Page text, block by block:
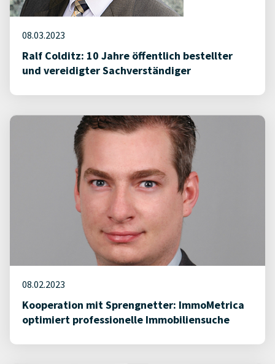
08.03.2023
Ralf Colditz: 10 Jahre öffentlich bestellter
und vereidigter Sachverständiger
08.02.2023
Kooperation mit Sprengnetter: ImmoMetrica
optimiert professionelle Immobiliensuche